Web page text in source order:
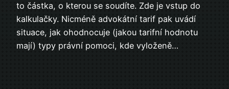
to částka, o kterou se soudíte. Zde je vstup do
kalkulačky. Nicméně advokátní tarif pak uvádí
situace, jak ohodnocuje (jakou tarifní hodnotu
mají) typy právní pomoci, kde vyloženě…